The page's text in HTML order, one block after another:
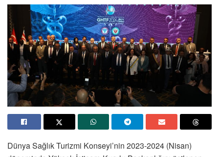
Dünya Sağlık Turizmi Konseyi’nin 2023-2024 (Nisan)